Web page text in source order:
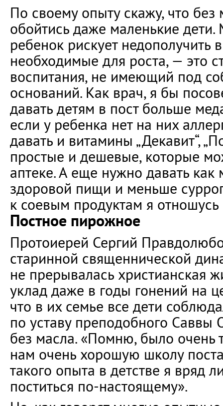
По своему опыту скажу, что без
обойтись даже маленькие
ребенок рискует недополучить
необходимые для роста, — это
воспитания, не имеющий под
оснований. Как врач, я бы
давать детям в пост больше
если у ребенка нет на них
давать и витамины „Декавит“,
простые и дешевые, которые
аптеке. А еще нужно давать
здоровой пищи и меньше
к соевым продуктам я отношусь
Постное пирожное
Протоиерей Сергий
старинной священнической
не прерывалась христианская
уклад даже в годы гонений на
что в их семье все дети
по уставу преподобного Саввы
без масла. «Помню, было очень
нам очень хорошую школу
такого опыта в детстве я вряд
поститься по-настоящему».